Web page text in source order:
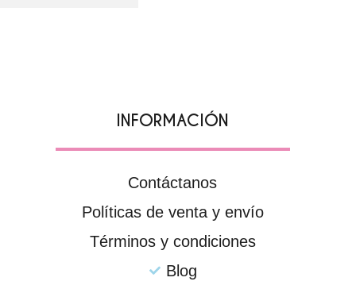
INFORMACIÓN
Contáctanos
Políticas de venta y envío
Términos y condiciones
Blog